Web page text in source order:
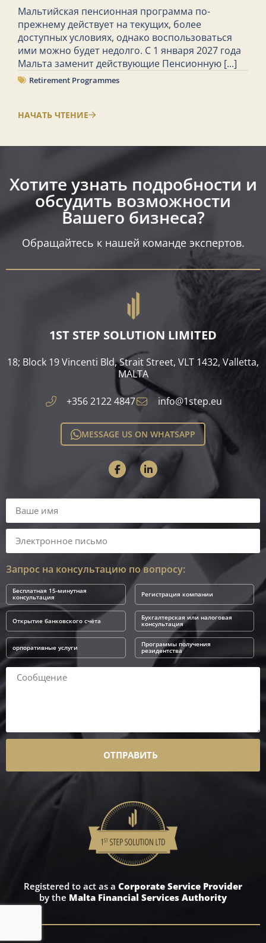
Мальтийская пенсионная программа по-
прежнему действует на текущих, более
доступных условиях, однако воспользоваться
ими можно будет недолго. С 1 января 2027 года
Мальта заменит действующие Пенсионную [...]
Retirement Programmes
НАЧАТЬ ЧТЕНИЕ
Хотите узнать подробности и
обсудить возможности
Вашего бизнеса?​
Обращайтесь к нашей команде экспертов.
1ST STEP SOLUTION LIMITED
18; Block 19 Vincenti Bld, Strait Street, VLT 1432, Valletta,
MALTA​
+356 2122 4847 info@1step.eu
MESSAGE US ON WHATSAPP
Запрос на консультацию по вопросу:
Бесплатная 15-минутная
консультация Регистрация компании
Открытие банковского счёта Бухгалтерская или налоговая
консультация
орпоративные услуги Программы получения
резидентства
ОТПРАВИТЬ
Registered to act as a Corporate Service Provider
by the Malta Financial Services Authority